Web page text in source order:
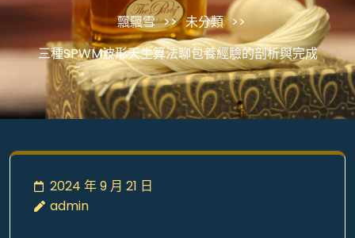
飄飄雪 >> 未分類 >>
三種SPWM波形天生算法聊包養經驗的剖析與完成
2024 年 9 月 21 日
admin